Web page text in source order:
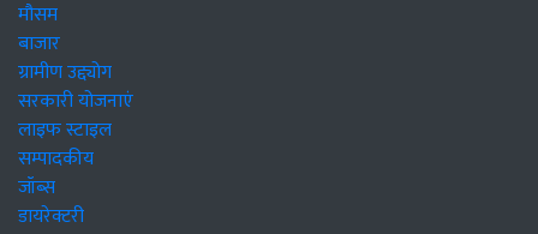
मौसम
बाजार
ग्रामीण उद्द्योग
सरकारी योजनाएं
लाइफ स्टाइल
सम्पादकीय
जॉब्स
डायरेक्टरी